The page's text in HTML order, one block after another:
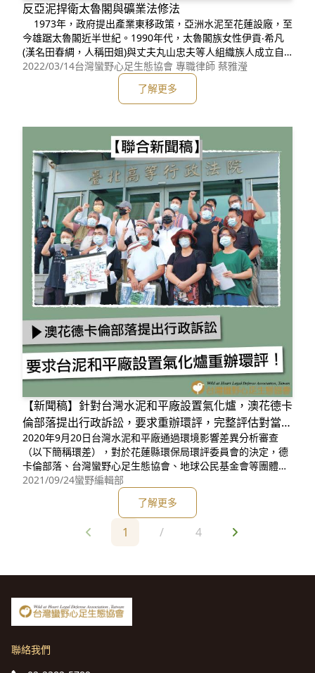
反亞泥捍衛太魯閣與礦業法修法
1973年，政府提出產業東移政策，亞洲水泥至花蓮設廠，至
今雄踞太魯閣近半世紀。1990年代，太魯閣族女性伊貢‧希凡
(漢名田春綢，人稱田姐)與丈夫丸山忠夫等人組織族人成立自
救會，發起「反亞泥‧還我土地」運動。 2004年本會成立
後，開始協助世代居住耕作的土地遭亞泥佔據的太魯閣族人，
辦理土地所有權移轉登記，同時研
2022/03/14台灣蠻野心足生態協會 專職律師 蔡雅瀅
了解更多
【新聞稿】針對台灣水泥和平廠設置氣化爐，澳花德卡
倫部落提出行政訴訟，要求重辦環評，完整評估對當地
居民的影響
2020年9月20日台灣水泥和平廠通過環境影響差異分析審查
（以下簡稱環差），對於花蓮縣環保局環評委員會的決定，德
卡倫部落、台灣蠻野心足生態協會、地球公民基金會等團體提
出行政訴訟，原因是認為水泥廠新增一座「氣化爐」處理花蓮
一天150公噸的生活廢棄物，理當屬於新的開發行為，應該要
進行完整的環境影響評估，而不是只用較為寬鬆的環差來把
關。 台灣水泥和平廠（以下
2021/09/24蠻野編輯部
了解更多
1 / 4
聯絡我們